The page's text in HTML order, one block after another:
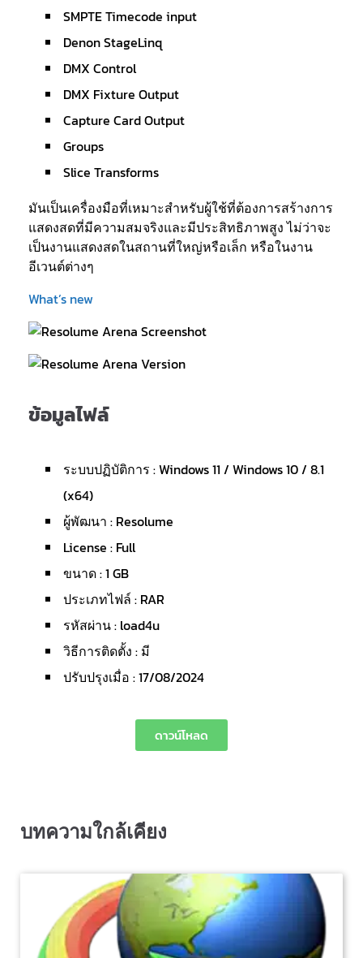
SMPTE Timecode input
Denon StageLinq
DMX Control
DMX Fixture Output
Capture Card Output
Groups
Slice Transforms
มันเป็นเครื่องมือที่เหมาะสำหรับผู้ใช้ที่ต้องการสร้างการ
แสดงสดที่มีความสมจริงและมีประสิทธิภาพสูง ไม่ว่าจะ
เป็นงานแสดงสดในสถานที่ใหญ่หรือเล็ก หรือในงาน
อีเวนต์ต่างๆ
What’s new
ข้อมูลไฟล์
ระบบปฏิบัติการ : Windows 11 / Windows 10 / 8.1
(x64)
ผู้พัฒนา : Resolume
License : Full
ขนาด : 1 GB
ประเภทไฟล์ : RAR
รหัสผ่าน : load4u
วิธีการติดตั้ง : มี
ปรับปรุงเมื่อ : 17/08/2024
ดาวน์โหลด
บทความใกล้เคียง